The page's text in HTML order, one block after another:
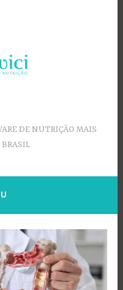
DE NUTRIÇÃO MAIS
BRASIL